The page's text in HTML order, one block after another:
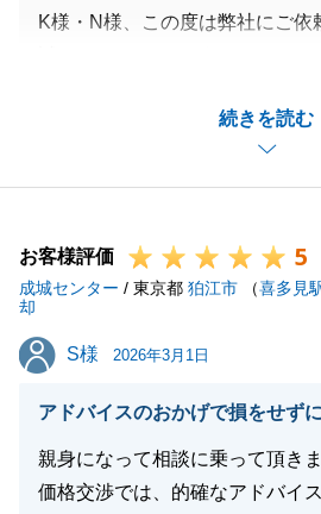
続きを読む
K様・N様、この度は弊社にご依
無事にお引渡しを迎えることが
細かな配慮が欠けてしまう部分
お客様評価 5
成城センター / 東京都 狛江市 （喜多見
却
S様
S様 2026年3月1日
アドバイスのおかげで損をせず
親身になって相談に乗って頂きま
価格交渉では、的確なアドバイ